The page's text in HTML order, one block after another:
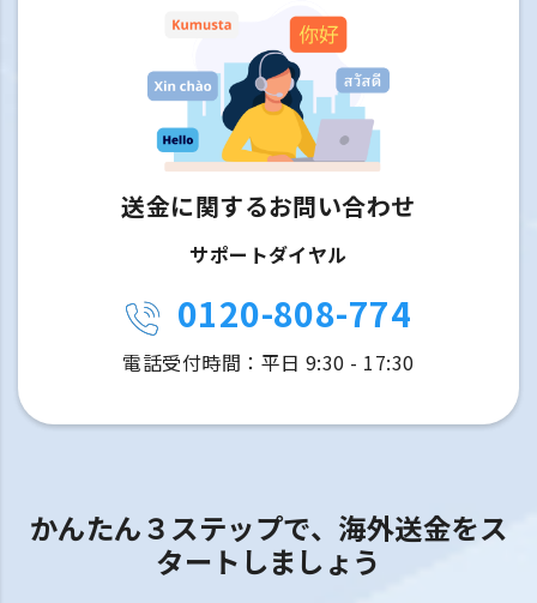
送金に関するお問い合わせ
サポートダイヤル
0120-808-774
電話受付時間：平日 9:30 - 17:30
かんたん３ステップで、海外送金をス
タートしましょう